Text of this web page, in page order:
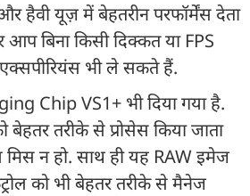
हैवी यूज़ में बेहतरीन परफॉर्मेंस देता
बिना किसी दिक्कत या FPS
एक्सपीरियंस भी ले सकते हैं.
Chip VS1+ भी दिया गया है.
तरीके से प्रोसेस किया जाता
मिस न हो. साथ ही यह RAW इमेज
को भी बेहतर तरीके से मैनेज